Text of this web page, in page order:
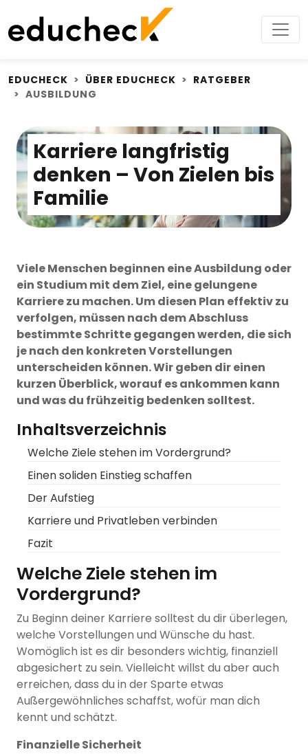
EDUCHECK ÜBER EDUCHECK
RATGEBER
AUSBILDUNG
Karriere langfristig
denken – Von Zielen bis
Familie
Viele Menschen beginnen eine Ausbildung oder
ein Studium mit dem Ziel, eine gelungene
Karriere zu machen. Um diesen Plan effektiv zu
verfolgen, müssen nach dem Abschluss
bestimmte Schritte gegangen werden, die sich
je nach den konkreten Vorstellungen
unterscheiden können. Wir geben dir einen
kurzen Überblick, worauf es ankommen kann
und was du frühzeitig bedenken solltest.
Inhaltsverzeichnis
Welche Ziele stehen im Vordergrund?
Einen soliden Einstieg schaffen
Der Aufstieg
Karriere und Privatleben verbinden
Fazit
Welche Ziele stehen im
Vordergrund?
Zu Beginn deiner Karriere solltest du dir überlegen,
welche Vorstellungen und Wünsche du hast.
Womöglich ist es dir besonders wichtig, finanziell
abgesichert zu sein. Vielleicht willst du aber auch
erreichen, dass du in der Sparte etwas
Außergewöhnliches schaffst, wofür man dich
kennt und schätzt.
Finanzielle Sicherheit